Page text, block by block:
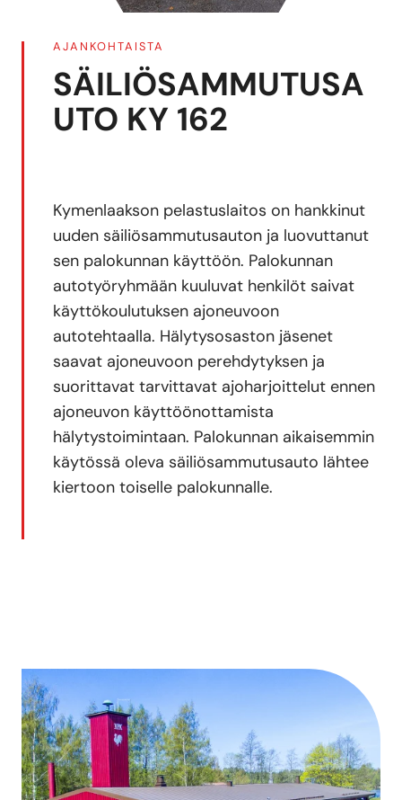
AJANKOHTAISTA
SÄILIÖSAMMUTUSA
UTO KY 162
Kymenlaakson pelastuslaitos on hankkinut
uuden säiliösammutusauton ja luovuttanut
sen palokunnan käyttöön. Palokunnan
autotyöryhmään kuuluvat henkilöt saivat
käyttökoulutuksen ajoneuvoon
autotehtaalla. Hälytysosaston jäsenet
saavat ajoneuvoon perehdytyksen ja
suorittavat tarvittavat ajoharjoittelut ennen
ajoneuvon käyttöönottamista
hälytystoimintaan. Palokunnan aikaisemmin
käytössä oleva säiliösammutusauto lähtee
kiertoon toiselle palokunnalle.